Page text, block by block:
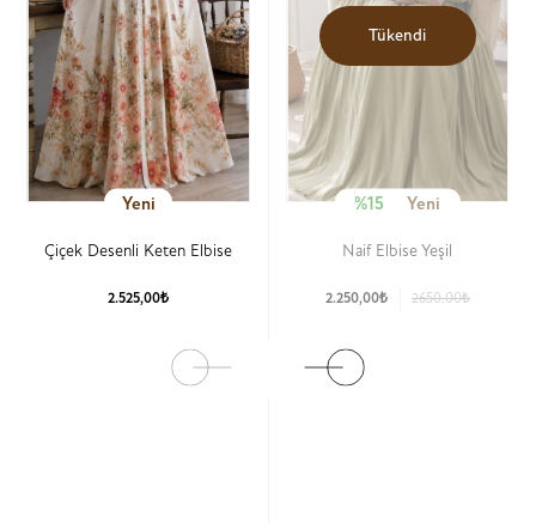
Yeni
Çiçek Desenli Keten Elbise
2.525,00₺
Tükendi
%15 Yeni
Naif Elbise Yeşil
2.250,00₺ 2650.00₺